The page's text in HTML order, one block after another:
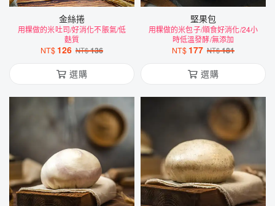
金絲捲
用粿做的米吐司/好消化不脹氣/低
麩質
NT$ 126 NT$136
選購
堅果包
用粿做的米包子/順食好消化/24小
時低溫發酵/無添加
NT$ 177 NT$181
選購